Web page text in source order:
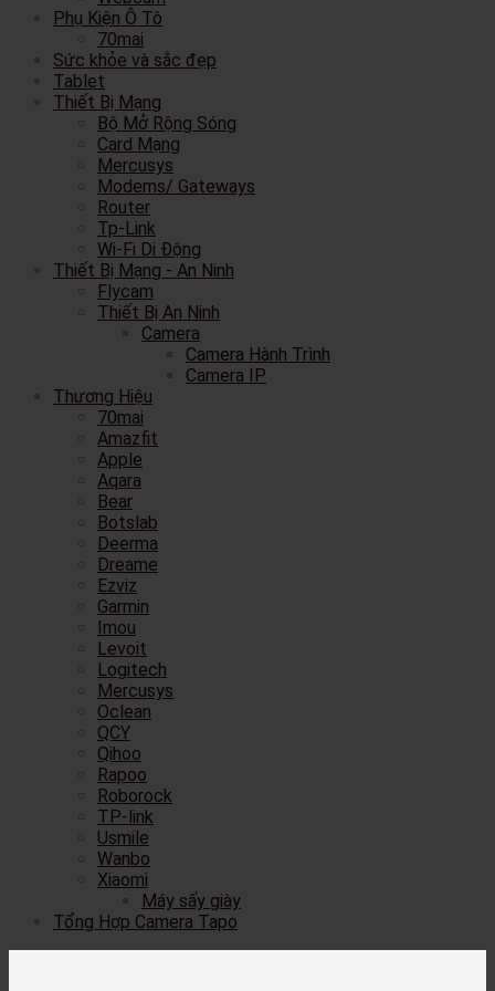
Phụ Kiện Ô Tô
70mai
Sức khỏe và sắc đẹp
Tablet
Thiết Bị Mạng
Bộ Mở Rộng Sóng
Card Mạng
Mercusys
Modems/ Gateways
Router
Tp-Link
Wi-Fi Di Động
Thiết Bị Mạng - An Ninh
Flycam
Thiết Bị An Ninh
Camera
Camera Hành Trình
Camera IP
Thương Hiệu
70mai
Amazfit
Apple
Aqara
Bear
Botslab
Deerma
Dreame
Ezviz
Garmin
Imou
Levoit
Logitech
Mercusys
Oclean
QCY
Qihoo
Rapoo
Roborock
TP-link
Usmile
Wanbo
Xiaomi
Máy sấy giày
Tổng Hợp Camera Tapo